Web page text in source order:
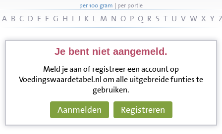
per 100 gram | per portie
A B C D E F G H I J K L M N O P Q R S T U V W X Y
Je bent niet aangemeld.
Meld je aan of registreer een account op
Voedingswaardetabel.nl om alle uitgebreide funties te
gebruiken.
Aanmelden Registreren